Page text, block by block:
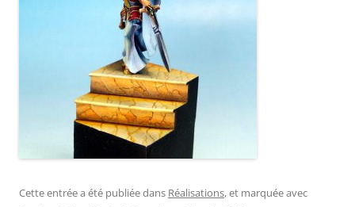
Cette entrée a été publiée dans Réalisations, et marquée avec